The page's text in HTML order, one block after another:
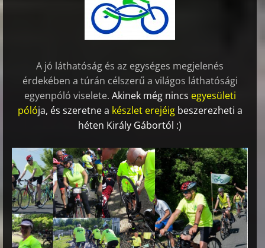
A jó láthatóság és az egységes megjelenés
érdekében a túrán célszerű a világos láthatósági
egyenpóló viselete. Akinek még nincs egyesületi
pólója, és szeretnea készlet erejéigbeszerezheti a
héten Király Gábortól :)